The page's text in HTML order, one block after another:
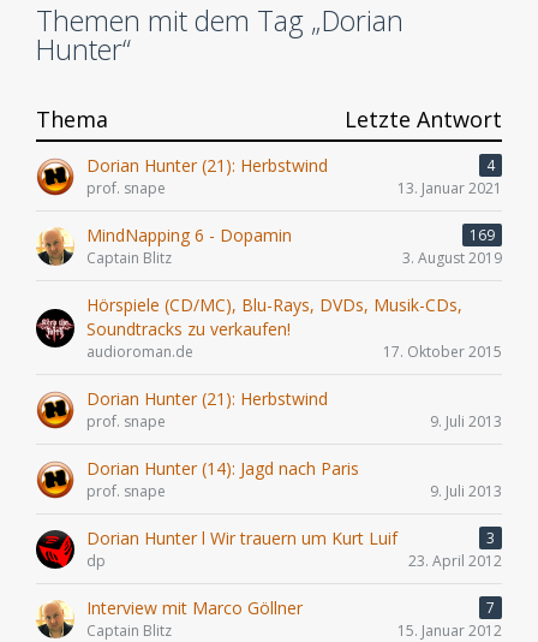
Themen mit dem Tag „Dorian
Hunter“
Thema Letzte Antwort
Dorian Hunter (21): Herbstwind
4
prof. snape
13. Januar 2021
MindNapping 6 - Dopamin
169
Captain Blitz
3. August 2019
Hörspiele (CD/MC), Blu-Rays, DVDs, Musik-CDs,
Soundtracks zu verkaufen!
audioroman.de 17. Oktober 2015
Dorian Hunter (21): Herbstwind
prof. snape 9. Juli 2013
Dorian Hunter (14): Jagd nach Paris
prof. snape 9. Juli 2013
Dorian Hunter l Wir trauern um Kurt Luif
3
dp
23. April 2012
Interview mit Marco Göllner
7
Captain Blitz
15. Januar 2012